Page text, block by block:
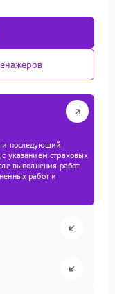
и последующий
указанием страховых
выполнения работ
работ и